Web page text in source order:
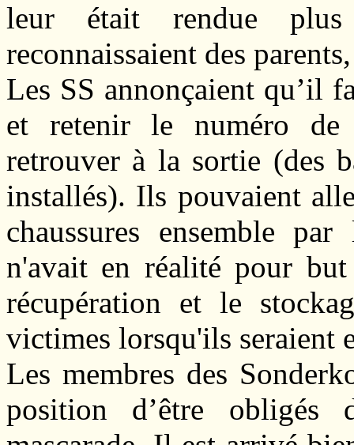
leur était rendue plus
reconnaissaient des
Les SS annonçaient qu’il
et retenir le numéro de
retrouver à la sortie (des
installés). Ils pouvaient
chaussures ensemble
n'avait en réalité pour
récupération et le
victimes lorsqu'ils seraient
Les membres des
position d’être obligés